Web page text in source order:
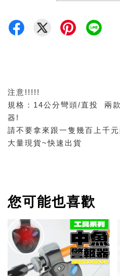
注意!!!!!
規格：14公分彎頭/直投 兩
器!
請不要拿來跟一隻幾百上千
大量現貨~快速出貨
您可能也喜歡